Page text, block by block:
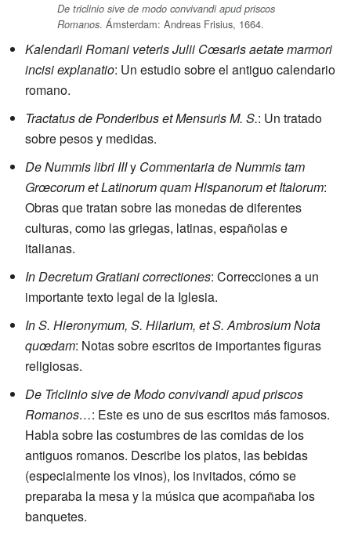
De triclinio sive de modo convivandi apud priscos
Romanos. Ámsterdam: Andreas Frisius, 1664.
Kalendarii Romani veteris Julii Cœsaris aetate marmori
incisi explanatio: Un estudio sobre el antiguo calendario
romano.
Tractatus de Ponderibus et Mensuris M. S.: Un tratado
sobre pesos y medidas.
De Nummis libri IIIy Commentaria de Nummis tam
Grœcorum et Latinorum quam Hispanorum et Italorum:
Obras que tratan sobre las monedas de diferentes
culturas, como las griegas, latinas, españolas e
italianas.
In Decretum Gratiani correctiones: Correcciones a un
importante texto legal de la Iglesia.
In S. Hieronymum, S. Hilarium, et S. Ambrosium Nota
quœdam: Notas sobre escritos de importantes figuras
religiosas.
De Triclinio sive de Modo convivandi apud priscos
Romanos…: Este es uno de sus escritos más famosos.
Habla sobre las costumbres de las comidas de los
antiguos romanos. Describe los platos, las bebidas
(especialmente los vinos), los invitados, cómo se
preparaba la mesa y la música que acompañaba los
banquetes.